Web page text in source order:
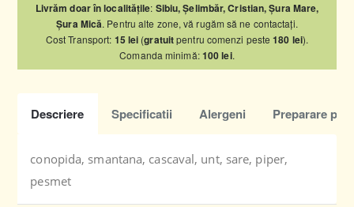
Livrăm doar în localitățile: Sibiu, Șelimbăr, Cristian, Șura Mare,
Șura Mică. Pentru alte zone, vă rugăm să ne contactați.
Cost Transport: 15 lei (gratuitpentru comenzi peste180 lei).
Comanda minimă:100 lei.
Descriere Specificatii Alergeni Preparare
conopida, smantana, cascaval, unt, sare, piper,
pesmet